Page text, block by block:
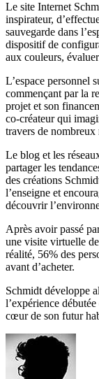
Le site Internet
inspirateur,
sauvegarde dans
dispositif de
aux couleurs,
L’espace personnel
commençant par la
projet et son
co-créateur qui
travers de nombreux
Le blog et les
partager les
des créations
l’enseigne et
découvrir
Après avoir passé
une visite virtuelle
réalité, 56% des
avant d’acheter.
Schmidt développe
l’expérience
cœur de son futur